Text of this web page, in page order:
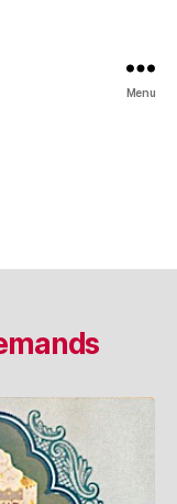
Menu